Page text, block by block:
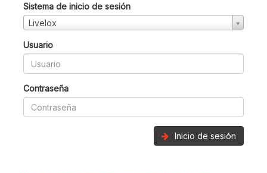
Sistema de inicio de sesión
Livelox
Usuario
Contraseña
Inicio de sesión